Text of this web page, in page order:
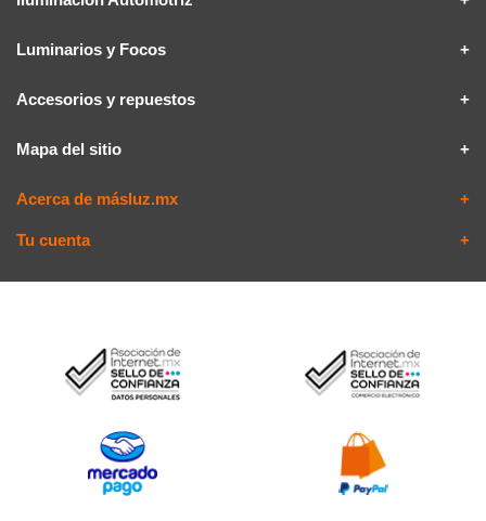
Luminarios y Focos
Accesorios y repuestos
Mapa del sitio
Acerca de másluz.mx
Tu cuenta